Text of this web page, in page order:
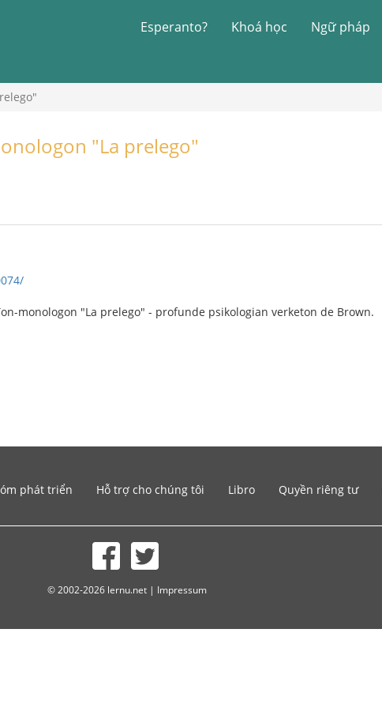
Esperanto? Khoá học Ngữ pháp
"La prelego"
monologon "La prelego" - profunde psikologian verketon de Brown.
phát triển Hỗ trợ cho chúng tôi Libro Quyền riêng tư
© 2002-2026 lernu.net | Impressum